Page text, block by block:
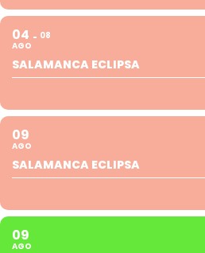
04
AGO
08
SALAMANCA ECLIPSA
09
AGO
SALAMANCA ECLIPSA
09
AGO